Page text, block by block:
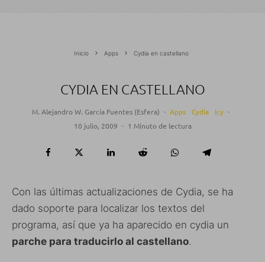
Inicio Apps Cydia en castellano
CYDIA EN CASTELLANO
M. Alejandro W. García Fuentes (Esfera) · Apps Cydia Icy ·
10 julio, 2009 · 1 Minuto de lectura
Con las últimas actualizaciones de Cydia, se ha
dado soporte para localizar los textos del
programa, así que ya ha aparecido en cydia un
parche para traducirlo al castellano.